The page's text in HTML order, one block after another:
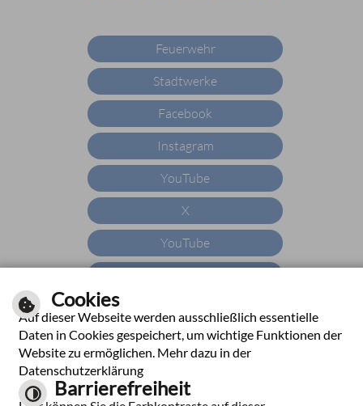
Feuerwehr
Stadtwerke
Facebook
Instagram
YouTube
X
YouTube
Impressum|Hilfe|Inhalt|Datenschutzerklärung
Barrierefreiheit
Kontrast
Cookies
Auf dieser Webseite werden ausschließlich essentielle
Daten in Cookies gespeichert, um wichtige Funktionen der
Website zu ermöglichen. Mehr dazu in der
Datenschutzerklärung
Barrierefreiheit